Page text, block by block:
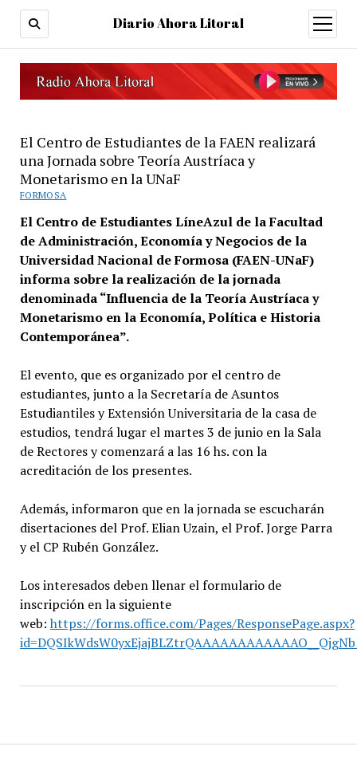
Diario Ahora Litoral
open
menu
El Centro de Estudiantes de la FAEN realizará
una Jornada sobre Teoría Austríaca y
Monetarismo en la UNaF
FORMOSA
El Centro de Estudiantes LíneAzul de la Facultad
de Administración, Economía y Negocios de la
Universidad Nacional de Formosa (FAEN-UNaF)
informa sobre la realización de la jornada
denominada “Influencia de la Teoría Austríaca y
Monetarismo en la Economía, Política e Historia
Contemporánea”.
El evento, que es organizado por el centro de
estudiantes, junto a la Secretaría de Asuntos
Estudiantiles y Extensión Universitaria de la casa de
estudios, tendrá lugar el martes 3 de junio en la Sala
de Rectores y comenzará a las 16 hs. con la
acreditación de los presentes.
Además, informaron que en la jornada se escucharán
disertaciones del Prof. Elian Uzain, el Prof. Jorge Parra
y el CP Rubén González.
Los interesados deben llenar el formulario de
inscripción en la siguiente
web: https://forms.office.com/Pages/ResponsePage.aspx?